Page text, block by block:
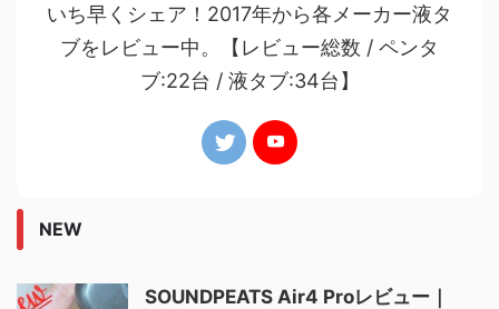
いち早くシェア！2017年から各メーカー液タ
ブをレビュー中。【レビュー総数 / ペンタ
ブ:22台 / 液タブ:34台】
NEW
SOUNDPEATS Air4 Proレビュー｜